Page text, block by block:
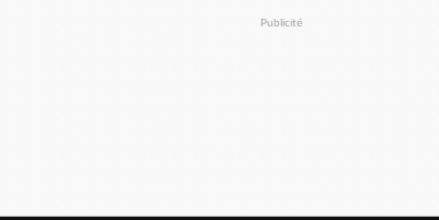
Publicité